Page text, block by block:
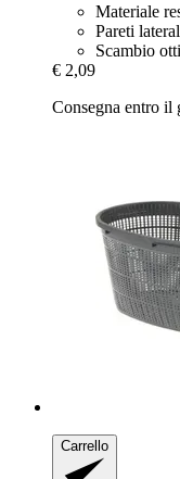
Materiale
Pareti
Scambio
€ 2,09
Consegna entro il
Carrello